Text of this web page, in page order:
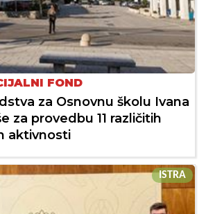
FOND
za Osnovnu školu Ivana
za provedbu 11 različitih
aktivnosti
ISTRA